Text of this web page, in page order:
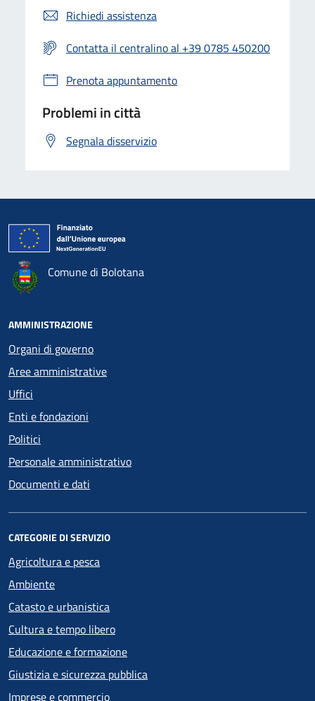
Richiedi assistenza
Contatta il centralino al +39 0785 450200
Prenota appuntamento
Problemi in città
Segnala disservizio
Comune di Bolotana
AMMINISTRAZIONE
Organi di governo
Aree amministrative
Uffici
Enti e fondazioni
Politici
Personale amministrativo
Documenti e dati
CATEGORIE DI SERVIZIO
Agricoltura e pesca
Ambiente
Catasto e urbanistica
Cultura e tempo libero
Educazione e formazione
Giustizia e sicurezza pubblica
Imprese e commercio